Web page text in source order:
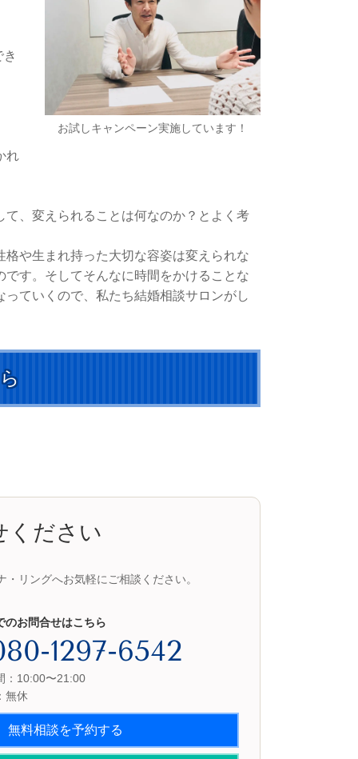
お試しキャンペーン実施しています！​
れ
、変えられることは何なのか？とよく考
や生まれ持った大切な容姿は変えられな
す。そしてそんなに時間をかけることな
ていくので、私たち結婚相談サロンがし
ください
リングへお気軽にご相談ください。
のお問合せはこちら
1297-6542
：10:00〜21:00
無休
無料相談を予約する